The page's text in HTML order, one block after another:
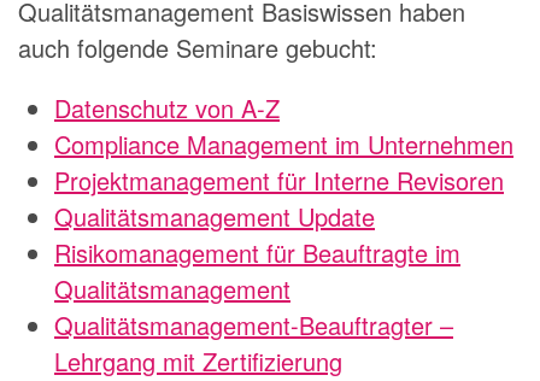
Qualitätsmanagement Basiswissen haben
auch folgende Seminare gebucht:
Datenschutz von A-Z
Compliance Management im Unternehmen
Projektmanagement für Interne Revisoren
Qualitätsmanagement Update
Risikomanagement für Beauftragte im
Qualitätsmanagement
Qualitätsmanagement-Beauftragter –
Lehrgang mit Zertifizierung